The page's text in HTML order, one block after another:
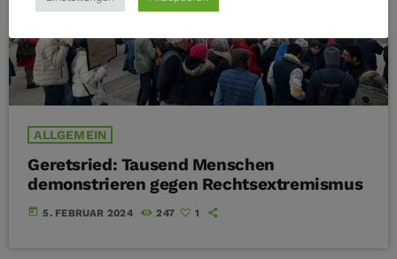
ALLGEMEIN
Geretsried: Tausend Menschen
demonstrieren gegen Rechtsextremismus
today 5. FEBRUAR 2024 247 1